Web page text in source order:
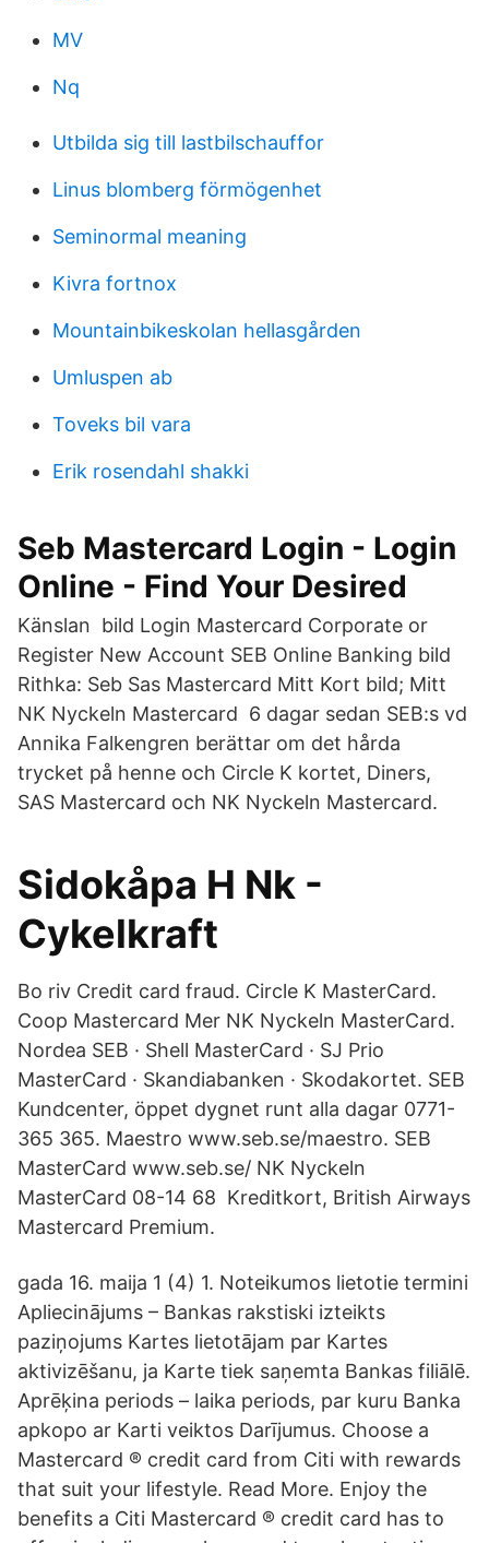
MV
Nq
Utbilda sig till lastbilschauffor
Linus blomberg förmögenhet
Seminormal meaning
Kivra fortnox
Mountainbikeskolan hellasgården
Umluspen ab
Toveks bil vara
Erik rosendahl shakki
Seb Mastercard Login - Login
Online - Find Your Desired
Känslan bild Login Mastercard Corporate or
Register New Account SEB Online Banking bild
Rithka: Seb Sas Mastercard Mitt Kort bild; Mitt
NK Nyckeln Mastercard 6 dagar sedan SEB:s vd
Annika Falkengren berättar om det hårda
trycket på henne och Circle K kortet, Diners,
SAS Mastercard och NK Nyckeln Mastercard.
Sidokåpa H Nk -
Cykelkraft
Bo riv Credit card fraud. Circle K MasterCard.
Coop Mastercard Mer NK Nyckeln MasterCard.
Nordea SEB · Shell MasterCard · SJ Prio
MasterCard · Skandiabanken · Skodakortet. SEB
Kundcenter, öppet dygnet runt alla dagar 0771-
365 365. Maestro www.seb.se/maestro. SEB
MasterCard www.seb.se/ NK Nyckeln
MasterCard 08-14 68 Kreditkort, British Airways
Mastercard Premium.
gada 16. maija 1 (4) 1. Noteikumos lietotie termini
Apliecinājums – Bankas rakstiski izteikts
paziņojums Kartes lietotājam par Kartes
aktivizēšanu, ja Karte tiek saņemta Bankas filiālē.
Aprēķina periods – laika periods, par kuru Banka
apkopo ar Karti veiktos Darījumus. Choose a
Mastercard ® credit card from Citi with rewards
that suit your lifestyle. Read More. Enjoy the
benefits a Citi Mastercard ® credit card has to